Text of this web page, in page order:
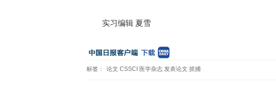
实习编辑 夏雪
标签： 论文 CSSCI 医学杂志 发表论文 抓捕